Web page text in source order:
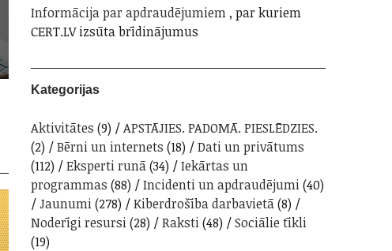
Informācija par apdraudējumiem, par kuriem
CERT.LV izsūta brīdinājumus
Kategorijas
Aktivitātes (9)
APSTĀJIES. PADOMĀ. PIESLĒDZIES.
(2)
Bērni un internets (18)
Dati un privātums
(112)
Eksperti runā(34)
Iekārtas un
programmas (88) Incidenti un apdraudējumi(40)
Jaunumi(278) Kiberdrošība darbavietā(8)
Noderīgi resursi(28) Raksti(48)
Sociālie tīkli
(19)